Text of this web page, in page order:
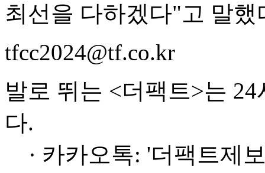
최선을 다하겠다"고 말했
tfcc2024@tf.co.kr
발로 뛰는 <더팩트>는
다.
· 카카오톡: '더팩트제